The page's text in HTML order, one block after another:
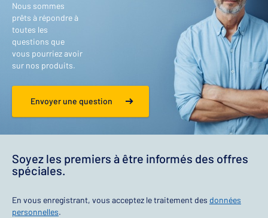
Nous sommes
prêts à répondre à
toutes les
questions que
vous pourriez avoir
sur nos produits.
Envoyer une question
Soyez les premiers à être informés des offres
spéciales.
En vous enregistrant, vous acceptez le traitement des données
personnelles.